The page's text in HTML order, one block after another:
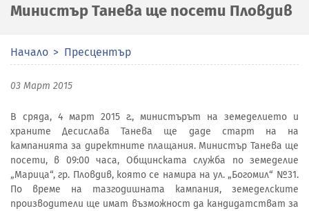
Министър Танева ще посети Пловдив
Начало Пресцентър
03 Март 2015
В сряда, 4 март 2015 г., министърът на земеделието и
храните Десислава Танева ще даде старт на на
кампанията за директните плащания. Министър Танева ще
посети, в 09:00 часа, Общинската служба по земеделие
„Марица“, гр. Пловдив, която се намира на ул. „Богомил“ №31.
По време на тазгодишната кампания, земеделските
производители ще имат възможност да кандидатстват за